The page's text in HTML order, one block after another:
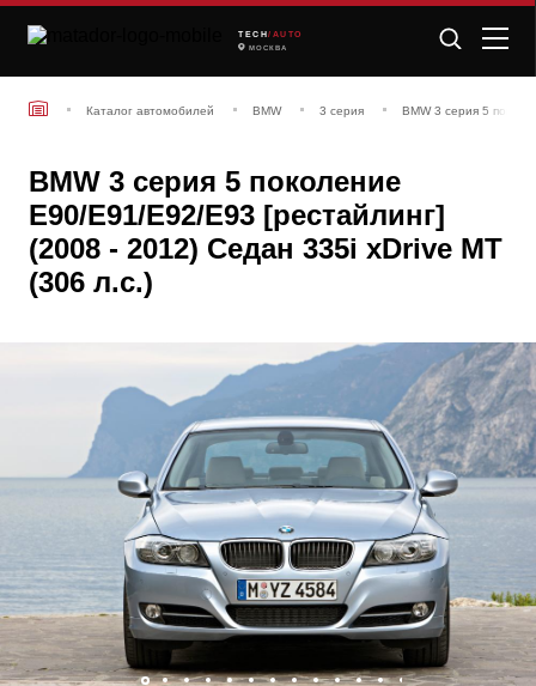
TECH /AUTO
МОСКВА
Каталог автомобилей BMW 3 серия BMW 3 серия 5
BMW 3 серия 5 поколение
E90/E91/E92/E93 [рестайлинг]
(2008 - 2012) Седан 335i xDrive MT
(306 л.с.)